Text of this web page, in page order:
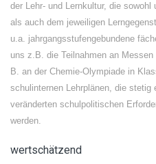
der Lehr- und Lernkultur, die
als auch dem jeweiligen
u.a. jahrgangsstufengebundene
uns z.B. die Teilnahmen an
B. an der Chemie-Olympiade in
schulinternen Lehrplänen, die stetig
veränderten schulpolitischen
werden.
wertschätzend